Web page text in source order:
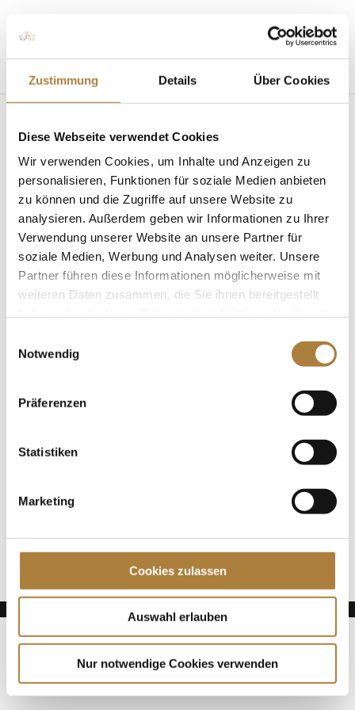
Zustimmung Details Über Cookies
Diese Webseite verwendet Cookies
Wir verwenden Cookies, um Inhalte und Anzeigen zu
personalisieren, Funktionen für soziale Medien anbieten
zu können und die Zugriffe auf unsere Website zu
analysieren. Außerdem geben wir Informationen zu Ihrer
Verwendung unserer Website an unsere Partner für
soziale Medien, Werbung und Analysen weiter. Unsere
Partner führen diese Informationen möglicherweise mit
weiteren Daten zusammen, die Sie ihnen bereitgestellt
Notwendig
Präferenzen
Statistiken
Marketing
Cookies zulassen
Auswahl erlauben
Nur notwendige Cookies verwenden
Seite wählen
Kenya Schwierking und
Imani
vonInsa Strothmann |14. April 2025
Jede Spende zählt!
100. Geburtstag von HGW: Warendorf erinnert an